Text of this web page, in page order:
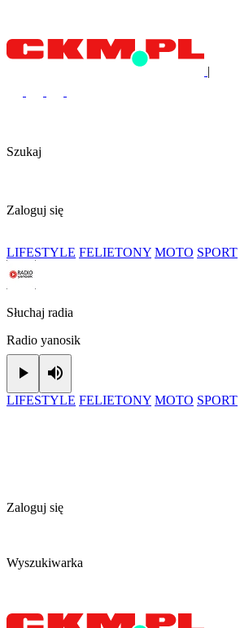
|
Szukaj
Zaloguj się
LIFESTYLE FELIETONY MOTO SPORT
Słuchaj radia
Radio yanosik
Play
LIFESTYLE FELIETONY MOTO SPORT
Zaloguj się
Wyszukiwarka